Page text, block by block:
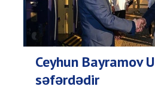
Ceyhun Bayramov
səfərdədir